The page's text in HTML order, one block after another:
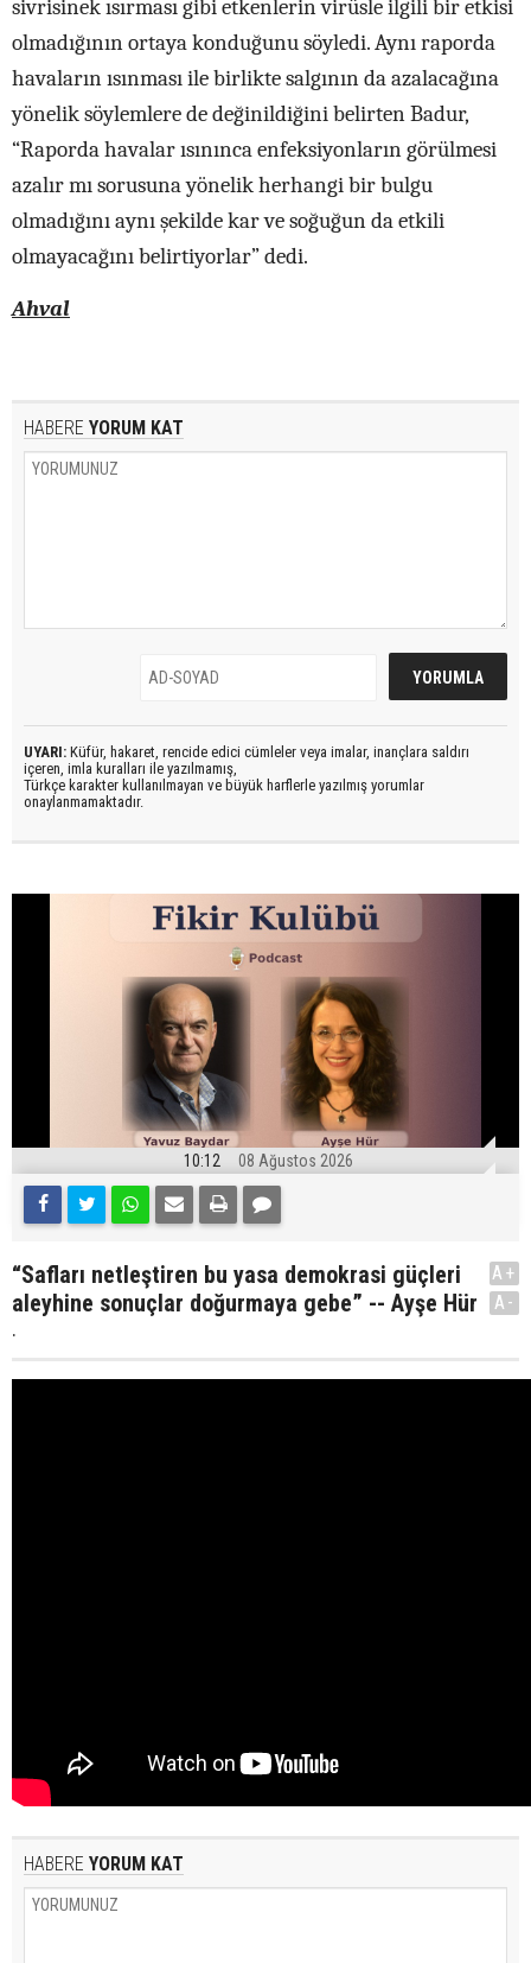
sivrisinek ısırması gibi etkenlerin virüsle ilgili bir etkisi
olmadığının ortaya konduğunu söyledi. Aynı raporda
havaların ısınması ile birlikte salgının da azalacağına
yönelik söylemlere de değinildiğini belirten Badur,
“Raporda havalar ısınınca enfeksiyonların görülmesi
azalır mı sorusuna yönelik herhangi bir bulgu
olmadığını aynı şekilde kar ve soğuğun da etkili
olmayacağını belirtiyorlar” dedi.
Ahval
HABERE YORUM KAT
UYARI: Küfür, hakaret, rencide edici cümleler veya imalar, inançlara saldırı
içeren, imla kuralları ile yazılmamış,
Türkçe karakter kullanılmayan ve büyük harflerle yazılmış yorumlar
onaylanmamaktadır.
10:12 08 Ağustos 2026
“Safları netleştiren bu yasa demokrasi güçleri
aleyhine sonuçlar doğurmaya gebe” -- Ayşe Hür
.
A+
A-
HABERE YORUM KAT